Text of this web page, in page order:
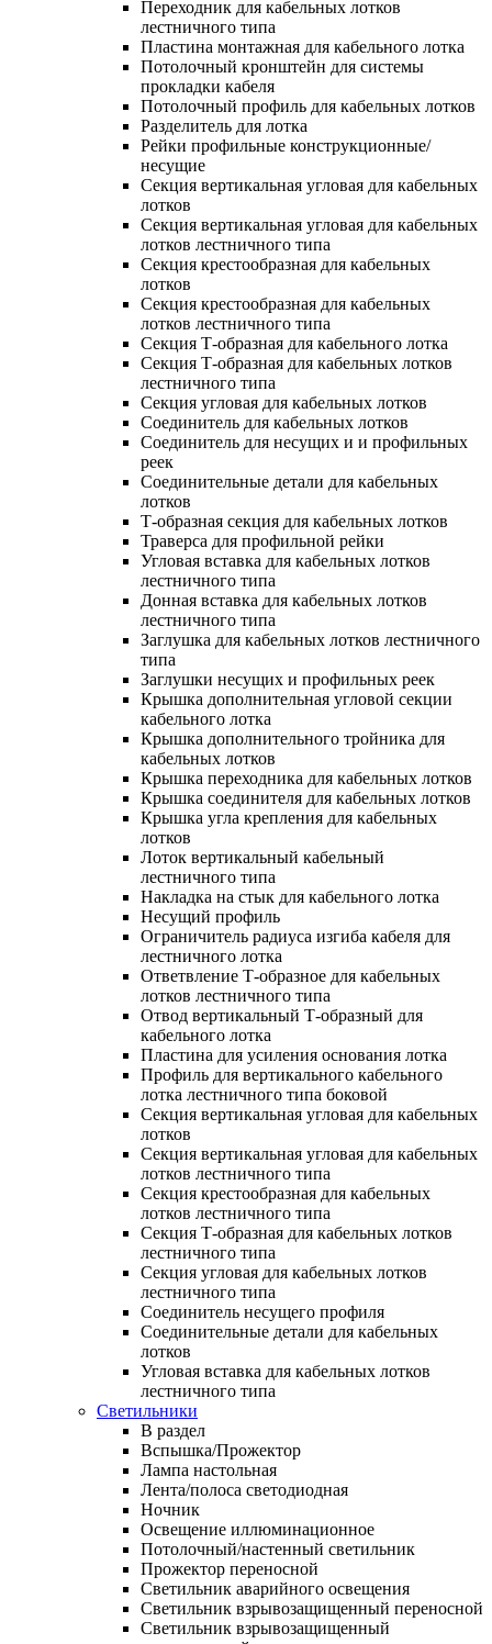
Переходник для кабельных лотков
лестничного типа
Пластина монтажная для кабельного лотка
Потолочный кронштейн для системы
прокладки кабеля
Потолочный профиль для кабельных лотков
Разделитель для лотка
Рейки профильные конструкционные/
несущие
Секция вертикальная угловая для кабельных
лотков
Секция вертикальная угловая для кабельных
лотков лестничного типа
Секция крестообразная для кабельных
лотков
Секция крестообразная для кабельных
лотков лестничного типа
Секция Т-образная для кабельного лотка
Секция Т-образная для кабельных лотков
лестничного типа
Секция угловая для кабельных лотков
Соединитель для кабельных лотков
Соединитель для несущих и и профильных
реек
Соединительные детали для кабельных
лотков
Т-образная секция для кабельных лотков
Траверса для профильной рейки
Угловая вставка для кабельных лотков
лестничного типа
Донная вставка для кабельных лотков
лестничного типа
Заглушка для кабельных лотков лестничного
типа
Заглушки несущих и профильных реек
Крышка дополнительная угловой секции
кабельного лотка
Крышка дополнительного тройника для
кабельных лотков
Крышка переходника для кабельных лотков
Крышка соединителя для кабельных лотков
Крышка угла крепления для кабельных
лотков
Лоток вертикальный кабельный
лестничного типа
Накладка на стык для кабельного лотка
Несущий профиль
Ограничитель радиуса изгиба кабеля для
лестничного лотка
Ответвление Т-образное для кабельных
лотков лестничного типа
Отвод вертикальный Т-образный для
кабельного лотка
Пластина для усиления основания лотка
Профиль для вертикального кабельного
лотка лестничного типа боковой
Секция вертикальная угловая для кабельных
лотков
Секция вертикальная угловая для кабельных
лотков лестничного типа
Секция крестообразная для кабельных
лотков лестничного типа
Секция Т-образная для кабельных лотков
лестничного типа
Секция угловая для кабельных лотков
лестничного типа
Соединитель несущего профиля
Соединительные детали для кабельных
лотков
Угловая вставка для кабельных лотков
лестничного типа
Светильники
В раздел
Вспышка/Прожектор
Лампа настольная
Лента/полоса светодиодная
Ночник
Освещение иллюминационное
Потолочный/настенный светильник
Прожектор переносной
Светильник аварийного освещения
Светильник взрывозащищенный переносной
Светильник взрывозащищенный